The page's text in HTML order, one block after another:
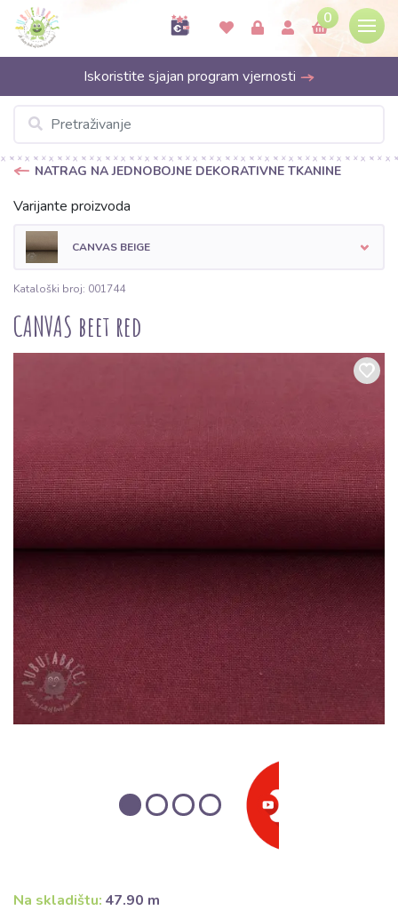
0
Iskoristite sjajan program vjernosti
NATRAG NA JEDNOBOJNE DEKORATIVNE TKANINE
Varijante proizvoda
CANVAS BEIGE
Kataloški broj: 001744
CANVAS beet red
Na skladištu: 47.90 m